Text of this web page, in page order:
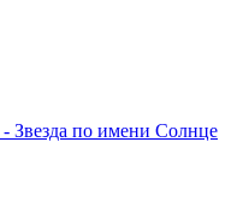
Звезда по имени Солнце